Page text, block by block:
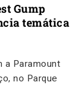
Gump
temática
a Paramount
no Parque